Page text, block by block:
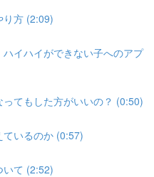
り方 (2:09)
イハイができない子へのアプ
てもした方がいいの？ (0:50)
いるのか (0:57)
いて (2:52)